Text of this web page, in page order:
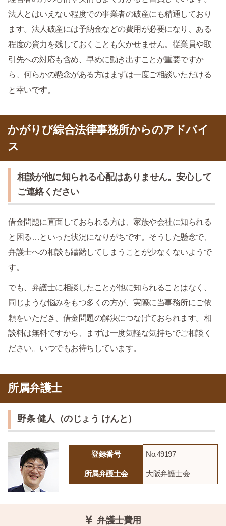
法人とはいえない程度での事業者の破産にも精通しており
ます。法人破産には予納金などの費用が必要になり、ある
程度の資力を残しておくことも欠かせません。従業員や取
引先への対応も含め、早めに動き出すことが重要ですか
ら、何らかの懸念がある方はまずは一度ご相談いただける
と幸いです。
かがりび綜合法律事務所からのアドバイ
ス
相談が他に知られる心配はありません。安心して
ご連絡ください
借金問題に直面しておられる方は、家族や会社に知られる
と困る…といった状況になりがちです。そうした懸念で、
弁護士への相談も躊躇してしまうことが少なくないようで
す。
でも、弁護士に相談したことが他に知られることはなく、
同じような悩みをもつ多くの方が、実際に当事務所にご依
頼をいただき、借金問題の解決につなげておられます。相
談料は無料ですから、まずは一度気軽な気持ちでご相談く
ださい。いつでもお待ちしています。
所属弁護士
野条 健人（のじょう けんと）
登録番号 No.49197
所属弁護士会 大阪弁護士会
弁護士費用